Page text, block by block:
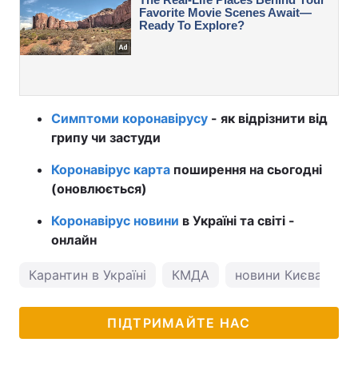
Симптоми коронавірусу - як відрізнити від
грипу чи застуди
Коронавірус карта поширення на сьогодні
(оновлюється)
Коронавірус новини в Україні та світі -
онлайн
Карантин в Україні КМДА новини Києва
ПІДТРИМАЙТЕ НАС